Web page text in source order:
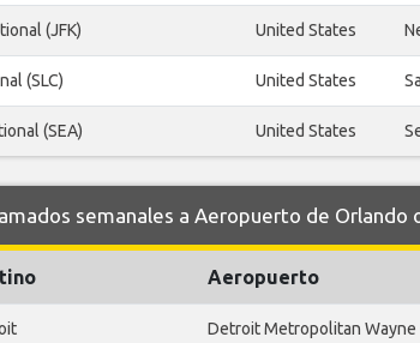
(JFK) United States
(SLC) United States
(SEA) United States
semanales a Aeropuerto de Orlando
Aeropuerto
Detroit Metropolitan Wayne